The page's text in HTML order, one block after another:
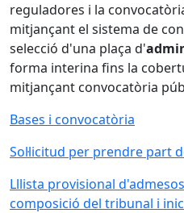
reguladores i la
mitjançant el sistema de
selecció d'una plaça d'
forma interina fins la
mitjançant convocatòria
Bases i convocatòria
Sol·licitud per prendre part
Lllista provisional
composició del tribunal i